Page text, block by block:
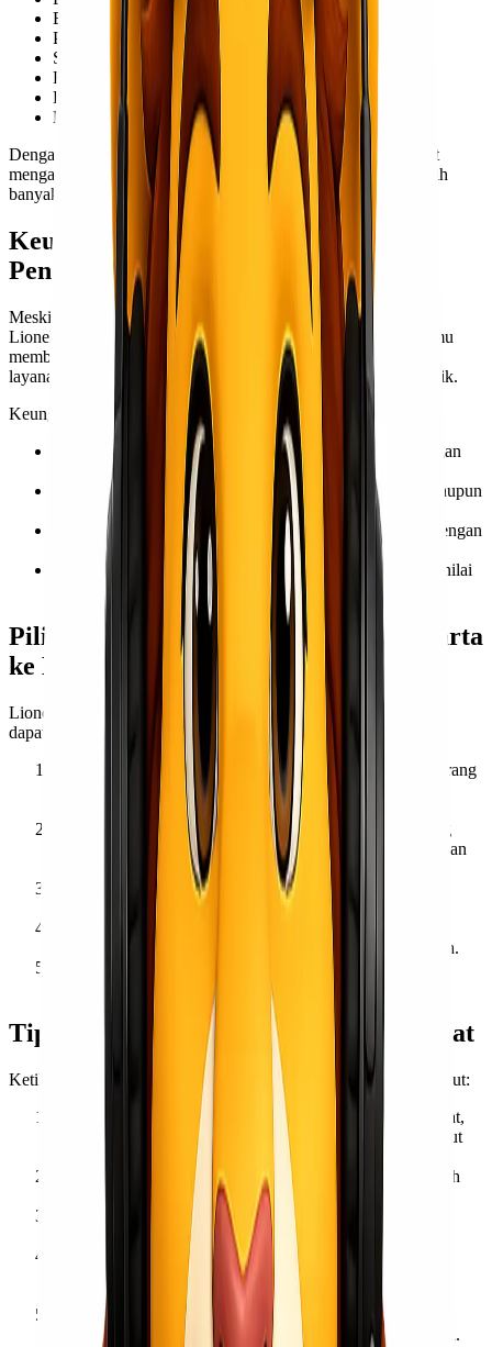
Barang dagangan
Peralatan elektronik
Suku cadang atau sparepart
Furnitur dan barang rumah tangga
Bahan baku produksi
Mesin dan alat berat
Dengan pilihan container yang fleksibel, Lionel Express dapat
mengakomodasi berbagai jenis barang dalam jumlah yang lebih
banyak tanpa mengorbankan keamanan.
Keunggulan Lionel Express dalam
Pengiriman Udara
Meskipun menawarkan cargo murah
via laut Jakarta Kupang,
Lionel Express tetap unggul dalam pengiriman udara. Jika kamu
membutuhkan solusi pengiriman yang lebih cepat dan efisien,
layanan ekspres udara dari Lionel Express adalah pilihan terbaik.
Keunggulan pengiriman udara Lionel Express meliputi:
Kecepatan tinggi
: Pengiriman bisa sampai dalam hitungan
Jangkauan luas
: Melayani berbagai tujuan domestik maupun
internasional.
Keamanan maksimal: Penanganan barang dilakukan dengan
standar tinggi untuk memastikan kualitas tetap terjaga.
Penanganan barang berharga
: Ideal untuk barang bernilai
tinggi atau sensitif terhadap waktu.
Pilihan Layanan Pengiriman dari Jakarta
ke Kupang
Lionel Express menawarkan berbagai metode pengiriman yang
dapat disesuaikan dengan kebutuhan pelanggan:
Pengiriman Laut Reguler
: Cocok untuk pengiriman barang
dengan jadwal yang lebih fleksibel dan harga yang lebih
Pengiriman Laut Cepat
: Alternatif bagi pelanggan yang
membutuhkan waktu pengiriman yang lebih singkat dengan
tarif lebih kompetitif.
Pengiriman Udara Ekspres
: Solusi terbaik bagi barang
yang membutuhkan pengiriman dalam waktu singkat.
Layanan Door-to-Door
: Pengambilan dan pengantaran
barang langsung ke lokasi tujuan untuk kenyamanan lebih.
: Pengiriman dari pelabuhan ke
pelabuhan untuk efisiensi operasional bagi bisnis besar.
Tips Memilih Layanan Cargo yang Tepat
Ketika memilih layanan pengiriman, pertimbangkan faktor berikut:
Kebutuhan waktu
– Jika membutuhkan pengiriman cepat,
pilih pengiriman udara. Jika lebih fleksibel, pengiriman laut
bisa menjadi opsi yang lebih hemat biaya.
Volume dan berat barang
– Barang besar dan berat lebih
cocok dikirim via laut untuk menekan biaya.
Anggaran pengiriman – Tentukan layanan yang sesuai
dengan anggaran bisnis kamu.
Jenis barang yang dikirim– Barang mudah rusak atau
bernilai tinggi mungkin lebih cocok dikirim dengan moda
transportasi yang lebih cepat dan aman.
Jadwal pengiriman
– Pastikan untuk merencanakan
pengiriman dengan baik untuk menghindari keterlambatan.